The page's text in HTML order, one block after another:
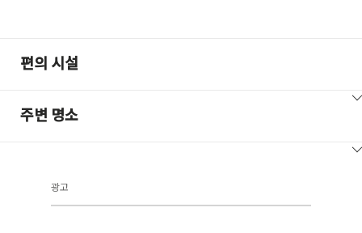
정
편의 시설
ClickToViewContent
주변 명소
광고